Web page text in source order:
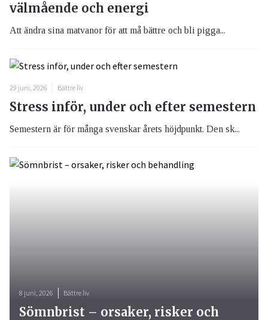
välmående och energi
Att ändra sina matvanor för att må bättre och bli pigga...
29 juni, 2026 Bättre liv
Stress inför, under och efter semestern
Semestern är för många svenskar årets höjdpunkt. Den sk...
8 juni, 2026 Bättre liv
Sömnbrist – orsaker, risker och